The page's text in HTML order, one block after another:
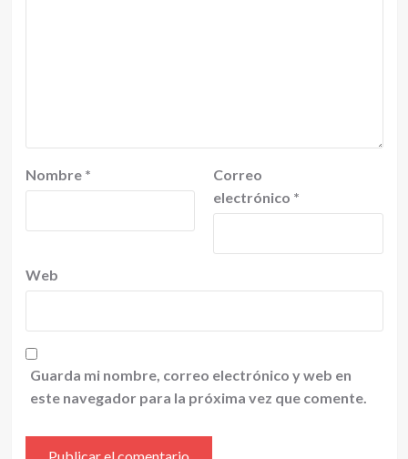
Nombre *
Correo
electrónico *
Web
Guarda mi nombre, correo electrónico y web en
este navegador para la próxima vez que comente.